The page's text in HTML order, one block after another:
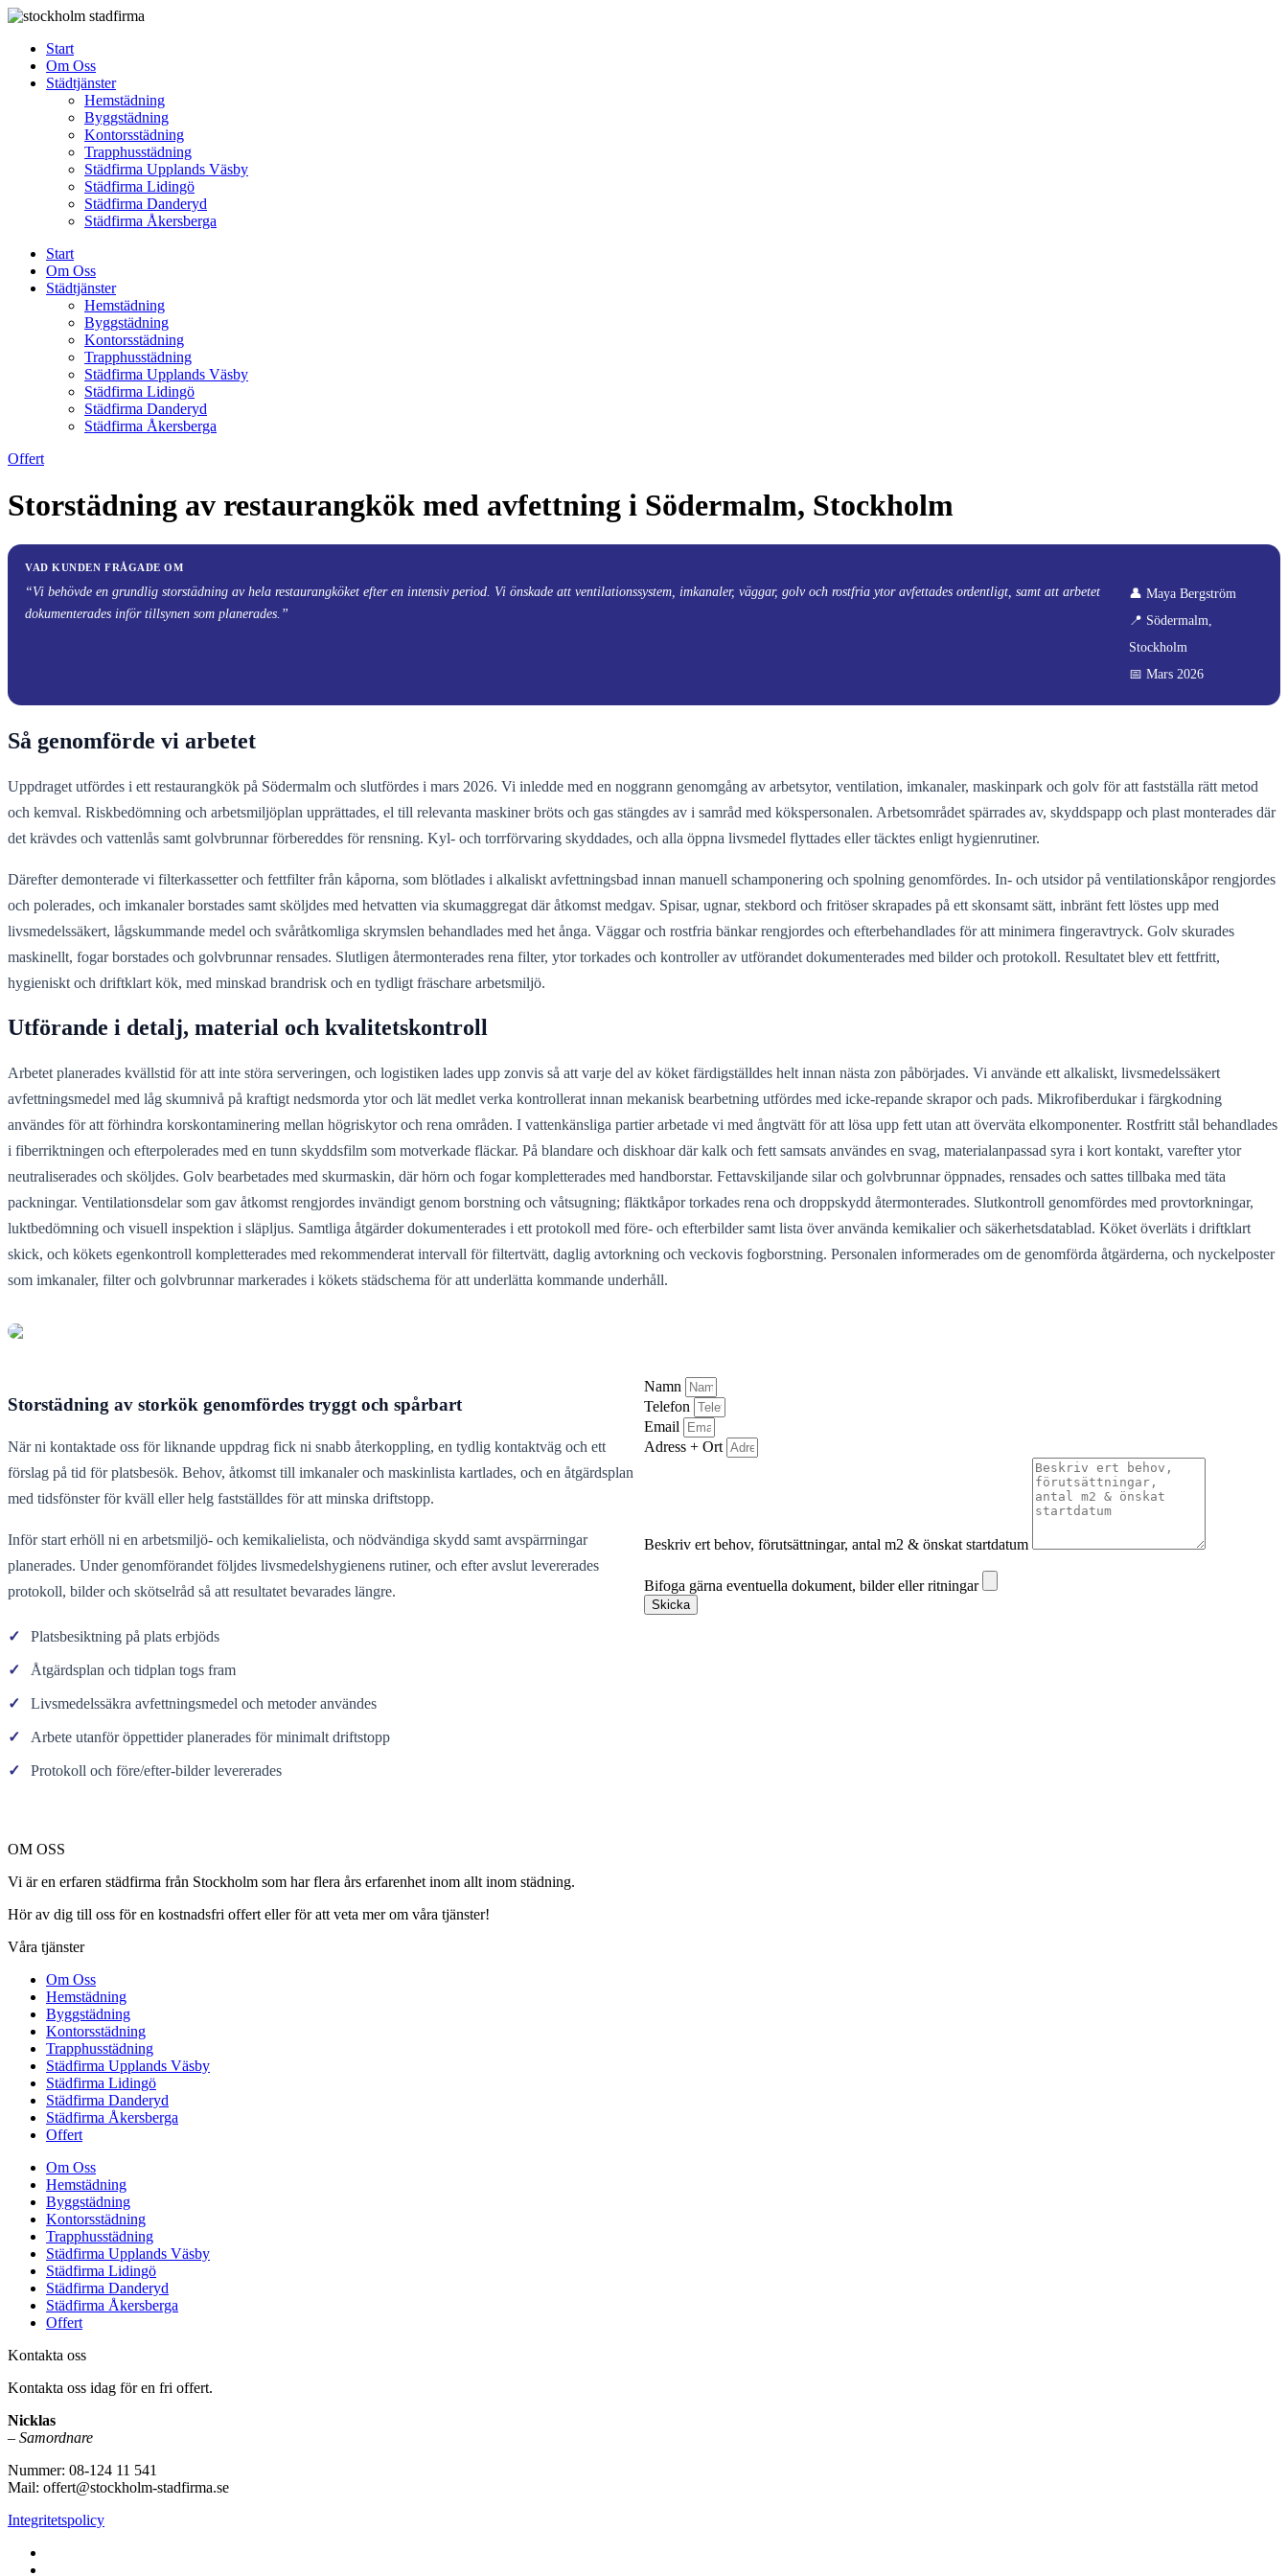
Skip
contentStart
Om Oss
Städtjänster
Hemstädning
Byggstädning
Kontorsstädning
Trapphusstädning
Städfirma Upplands Väsby
Städfirma Lidingö
Städfirma Danderyd
Städfirma Åkersberga
Start
Om Oss
Städtjänster
Hemstädning
Byggstädning
Kontorsstädning
Trapphusstädning
Städfirma Upplands Väsby
Städfirma Lidingö
Städfirma Danderyd
Städfirma Åkersberga
Offert
Storstädning av restaurangkök med avfettning i Södermalm, Stockholm
VAD KUNDEN FRÅGADE OM
“Vi behövde en grundlig storstädning av hela restaurangköket efter en intensiv period. Vi önskade att ventilationssystem, imkanaler, väggar, golv och rostfria ytor avfettades ordentligt, samt att arbetet
dokumenterades inför tillsynen som planerades.”
👤 Maya Bergström
📍 Södermalm,
Stockholm
📅 Mars 2026
Så genomförde vi arbetet
Uppdraget utfördes i ett restaurangkök på Södermalm och slutfördes i mars 2026. Vi inledde med en noggrann genomgång av arbetsytor, ventilation, imkanaler, maskinpark och golv för att fastställa rätt metod
och kemval. Riskbedömning och arbetsmiljöplan upprättades, el till relevanta maskiner bröts och gas stängdes av i samråd med kökspersonalen. Arbetsområdet spärrades av, skyddspapp och plast monterades där
det krävdes och vattenlås samt golvbrunnar förbereddes för rensning. Kyl- och torrförvaring skyddades, och alla öppna livsmedel flyttades eller täcktes enligt hygienrutiner.
Därefter demonterade vi filterkassetter och fettfilter från kåporna, som blötlades i alkaliskt avfettningsbad innan manuell schamponering och spolning genomfördes. In- och utsidor på ventilationskåpor rengjordes
och polerades, och imkanaler borstades samt sköljdes med hetvatten via skumaggregat där åtkomst medgav. Spisar, ugnar, stekbord och fritöser skrapades på ett skonsamt sätt, inbränt fett löstes upp med
livsmedelssäkert, lågskummande medel och svåråtkomliga skrymslen behandlades med het ånga. Väggar och rostfria bänkar rengjordes och efterbehandlades för att minimera fingeravtryck. Golv skurades
maskinellt, fogar borstades och golvbrunnar rensades. Slutligen återmonterades rena filter, ytor torkades och kontroller av utförandet dokumenterades med bilder och protokoll. Resultatet blev ett fettfritt,
hygieniskt och driftklart kök, med minskad brandrisk och en tydligt fräschare arbetsmiljö.
Utförande i detalj, material och kvalitetskontroll
Arbetet planerades kvällstid för att inte störa serveringen, och logistiken lades upp zonvis så att varje del av köket färdigställdes helt innan nästa zon påbörjades. Vi använde ett alkaliskt, livsmedelssäkert
avfettningsmedel med låg skumnivå på kraftigt nedsmorda ytor och lät medlet verka kontrollerat innan mekanisk bearbetning utfördes med icke-repande skrapor och pads. Mikrofiberdukar i färgkodning
användes för att förhindra korskontaminering mellan högriskytor och rena områden. I vattenkänsliga partier arbetade vi med ångtvätt för att lösa upp fett utan att överväta elkomponenter. Rostfritt stål behandlades
i fiberriktningen och efterpolerades med en tunn skyddsfilm som motverkade fläckar. På blandare och diskhoar där kalk och fett samsats användes en svag, materialanpassad syra i kort kontakt, varefter ytor
neutraliserades och sköljdes. Golv bearbetades med skurmaskin, där hörn och fogar kompletterades med handborstar. Fettavskiljande silar och golvbrunnar öppnades, rensades och sattes tillbaka med täta
packningar. Ventilationsdelar som gav åtkomst rengjordes invändigt genom borstning och våtsugning; fläktkåpor torkades rena och droppskydd återmonterades. Slutkontroll genomfördes med provtorkningar,
luktbedömning och visuell inspektion i släpljus. Samtliga åtgärder dokumenterades i ett protokoll med före- och efterbilder samt lista över använda kemikalier och säkerhetsdatablad. Köket överläts i driftklart
skick, och kökets egenkontroll kompletterades med rekommenderat intervall för filtertvätt, daglig avtorkning och veckovis fogborstning. Personalen informerades om de genomförda åtgärderna, och nyckelposter
som imkanaler, filter och golvbrunnar markerades i kökets städschema för att underlätta kommande underhåll.
Storstädning av storkök genomfördes tryggt och spårbart
När ni kontaktade oss för liknande uppdrag fick ni snabb återkoppling, en tydlig kontaktväg och ett
förslag på tid för platsbesök. Behov, åtkomst till imkanaler och maskinlista kartlades, och en åtgärdsplan
med tidsfönster för kväll eller helg fastställdes för att minska driftstopp.
Inför start erhöll ni en arbetsmiljö- och kemikalielista, och nödvändiga skydd samt avspärrningar
planerades. Under genomförandet följdes livsmedelshygienens rutiner, och efter avslut levererades
protokoll, bilder och skötselråd så att resultatet bevarades längre.
✓ Platsbesiktning på plats erbjöds
✓ Åtgärdsplan och tidplan togs fram
✓ Livsmedelssäkra avfettningsmedel och metoder användes
✓ Arbete utanför öppettider planerades för minimalt driftstopp
✓ Protokoll och före/efter-bilder levererades
Namn
Telefon
Email
Adress + Ort
Beskriv ert behov, förutsättningar, antal m2 & önskat startdatum
Bifoga gärna eventuella dokument, bilder eller ritningar
Skicka
OM OSS
Vi är en erfaren städfirma från Stockholm som har flera års erfarenhet inom allt inom städning.
Hör av dig till oss för en kostnadsfri offert eller för att veta mer om våra tjänster!
Våra tjänster
Om Oss
Hemstädning
Byggstädning
Kontorsstädning
Trapphusstädning
Städfirma Upplands Väsby
Städfirma Lidingö
Städfirma Danderyd
Städfirma Åkersberga
Offert
Om Oss
Hemstädning
Byggstädning
Kontorsstädning
Trapphusstädning
Städfirma Upplands Väsby
Städfirma Lidingö
Städfirma Danderyd
Städfirma Åkersberga
Offert
Kontakta oss
Kontakta oss idag för en fri offert.
Nicklas
– Samordnare
Nummer: 08-124 11 541
Mail: offert@stockholm-stadfirma.se
Integritetspolicy